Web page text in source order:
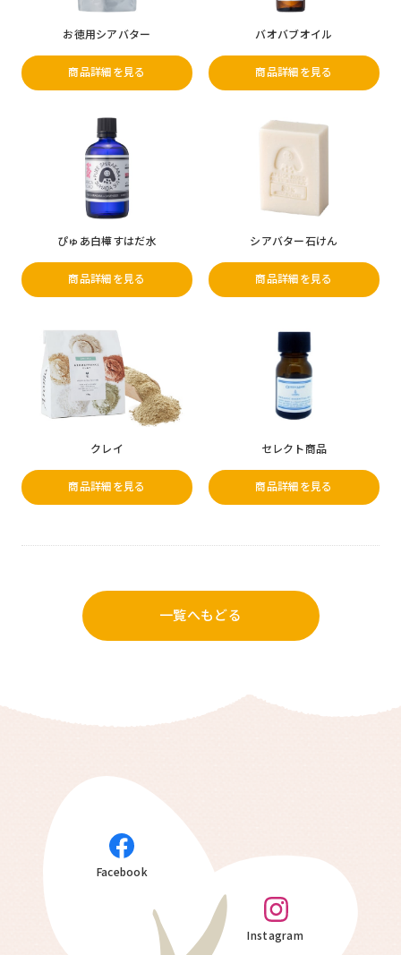
お徳用シアバター
商品詳細を見る
バオバブオイル
商品詳細を見る
ぴゅあ白樺すはだ水
商品詳細を見る
シアバター石けん
商品詳細を見る
クレイ
商品詳細を見る
セレクト商品
商品詳細を見る
一覧へもどる
Facebook
Instagram